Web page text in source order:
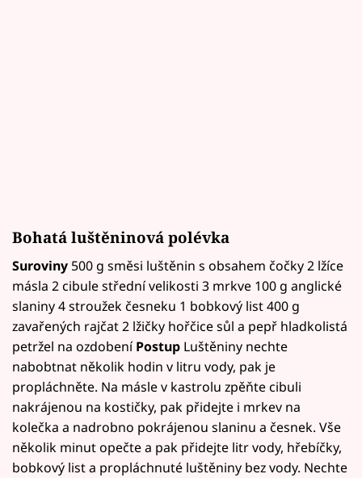
Bohatá luštěninová polévka
Suroviny 500 g směsi luštěnin s obsahem čočky 2 lžíce
másla 2 cibule střední velikosti 3 mrkve 100 g anglické
slaniny 4 stroužek česneku 1 bobkový list 400 g
zavařených rajčat 2 lžičky hořčice sůl a pepř hladkolistá
petržel na ozdobeníPostup Luštěniny nechte
nabobtnat několik hodin v litru vody, pak je
propláchněte. Na másle v kastrolu zpěňte cibuli
nakrájenou na kostičky, pak přidejte i mrkev na
kolečka a nadrobno pokrájenou slaninu a česnek. Vše
několik minut opečte a pak přidejte litr vody, hřebíčky,
bobkový list a propláchnuté luštěniny bez vody. Nechte